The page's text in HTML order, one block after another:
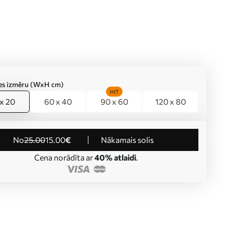
izmēru (WxH cm)
20 60 x 40 90 x 60
HIT
120 x 80
no25.0015.00€
Nākamais solis
Cena norādīta ar40% atlaidi.